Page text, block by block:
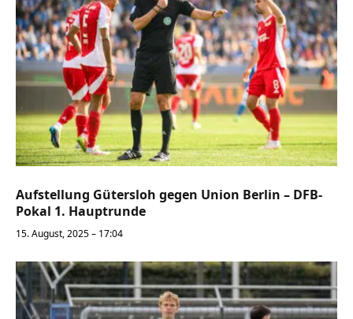
Aufstellung Gütersloh gegen Union Berlin – DFB-
Pokal 1. Hauptrunde
15. August, 2025 – 17:04